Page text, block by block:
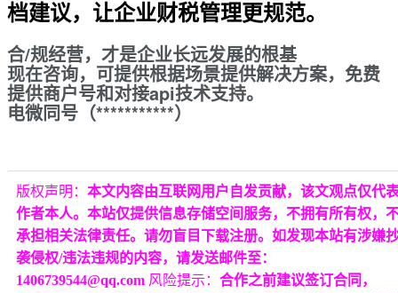
档建议，让企业财税管理更规范。
合/规经营，才是企业长远发展的根基
现在咨询，可提供根据场景提供解决方案，免费
提供商户号和对接api技术支持。
电微同号（***********）
版权声明： 本文内容由互联网用户自发贡献，该文观点仅代
作者本人。本站仅提供信息存储空间服务，不拥有所有权，
承担相关法律责任。请勿盲目下载注册。如发现本站有涉嫌
袭侵权/违法违规的内容，请发送邮件至：
1406739544@qq.com 风险提示： 合作之前建议签订合同，